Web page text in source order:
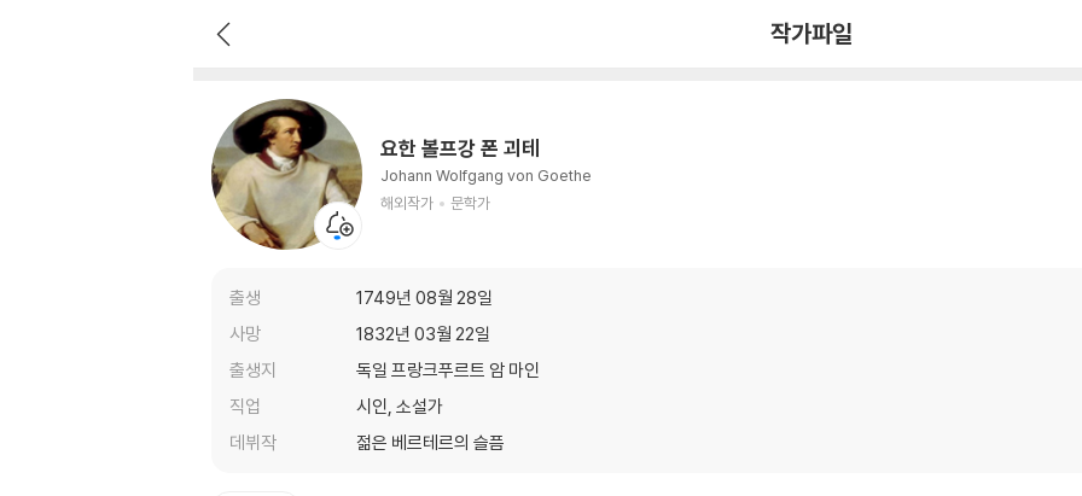
작가파일
요한 볼프강 폰 괴테
Johann Wolfgang von Goethe
해외작가
문학가
출생
1749년 08월 28일
사망
1832년 03월 22일
출생지
독일 프랑크푸르트 암 마인
직업
시인, 소설가
데뷔작
젊은 베르테르의 슬픔